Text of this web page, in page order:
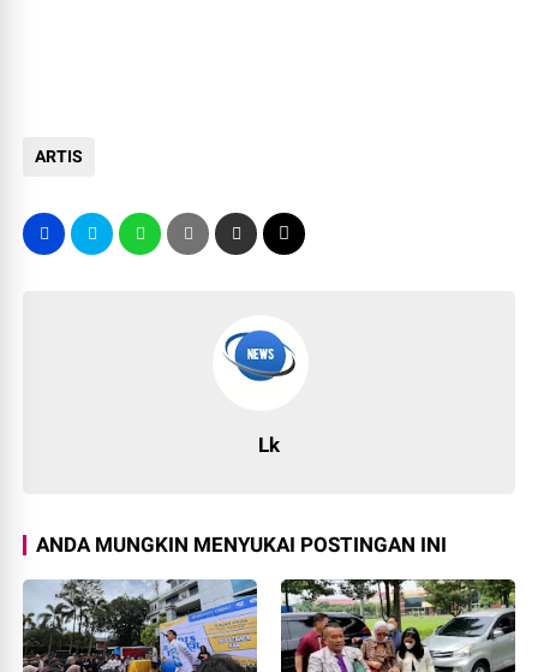
ARTIS
Lk
ANDA MUNGKIN MENYUKAI POSTINGAN INI